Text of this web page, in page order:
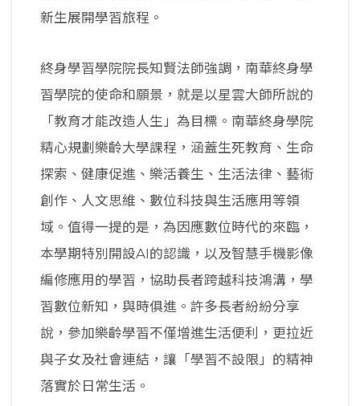
新生展開學習旅程。
終身學習學院院長知賢法師強調，南華終身學
習學院的使命和願景，就是以星雲大師所說的
「教育才能改造人生」為目標。南華終身學院
精心規劃樂齡大學課程，涵蓋生死教育、生命
探索、健康促進、樂活養生、生活法律、藝術
創作、人文思維、數位科技與生活應用等領
域。值得一提的是，為因應數位時代的來臨，
本學期特別開設AI的認識，以及智慧手機影像
編修應用的學習，協助長者跨越科技鴻溝，學
習數位新知，與時俱進。許多長者紛紛分享
說，參加樂齡學習不僅增進生活便利，更拉近
與子女及社會連結，讓「學習不設限」的精神
落實於日常生活。